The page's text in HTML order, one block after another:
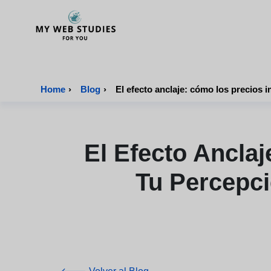
Home › Blog › El efecto anclaje: cómo los precios
El Efecto
Tu